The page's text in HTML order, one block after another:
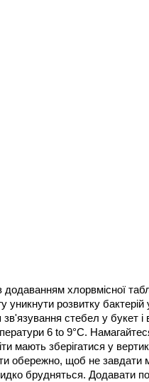
хлорвмісної
уникнути розвитку
стебел у букет і
6 to 9°С.
мають зберігатися у
обережно, щоб не
брудняться. Додавати